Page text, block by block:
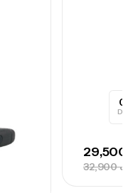
00
32,900